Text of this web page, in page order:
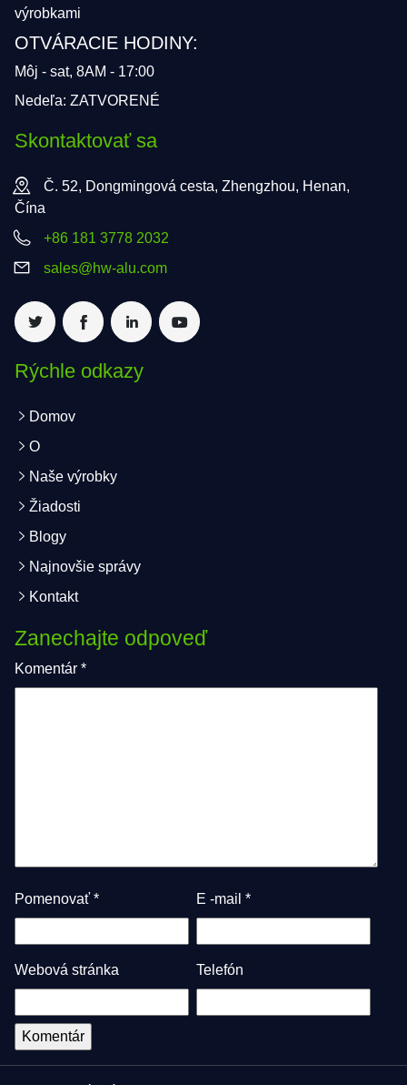
výrobkami
OTVÁRACIE HODINY:
Môj - sat, 8AM - 17:00
Nedeľa: ZATVORENÉ
Skontaktovať sa
Č. 52, Dongmingová cesta, Zhengzhou, Henan,
Čína
+86 181 3778 2032
sales@hw-alu.com
Rýchle odkazy
Domov
O
Naše výrobky
Žiadosti
Blogy
Najnovšie správy
Kontakt
Zanechajte odpoveď
Komentár *
Pomenovať * E -mail *
Webová stránka Telefón